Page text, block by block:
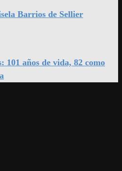
Barrios de Sellier
101 años de vida, 82 como